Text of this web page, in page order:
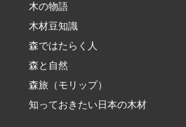
木の物語
木材豆知識
森ではたらく人
森と自然
森旅（モリップ）
知っておきたい日本の木材